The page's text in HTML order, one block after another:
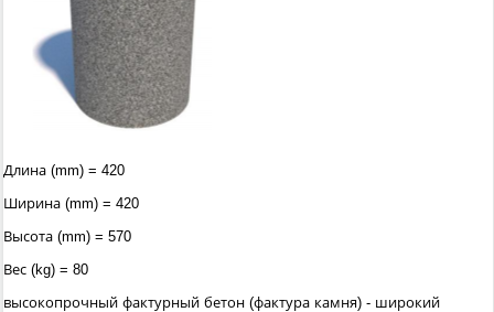
Длина (mm) = 420
Ширина (mm) = 420
Высота (mm) = 570
Вес (kg) = 80
высокопрочный фактурный бетон (фактура камня) - широкий